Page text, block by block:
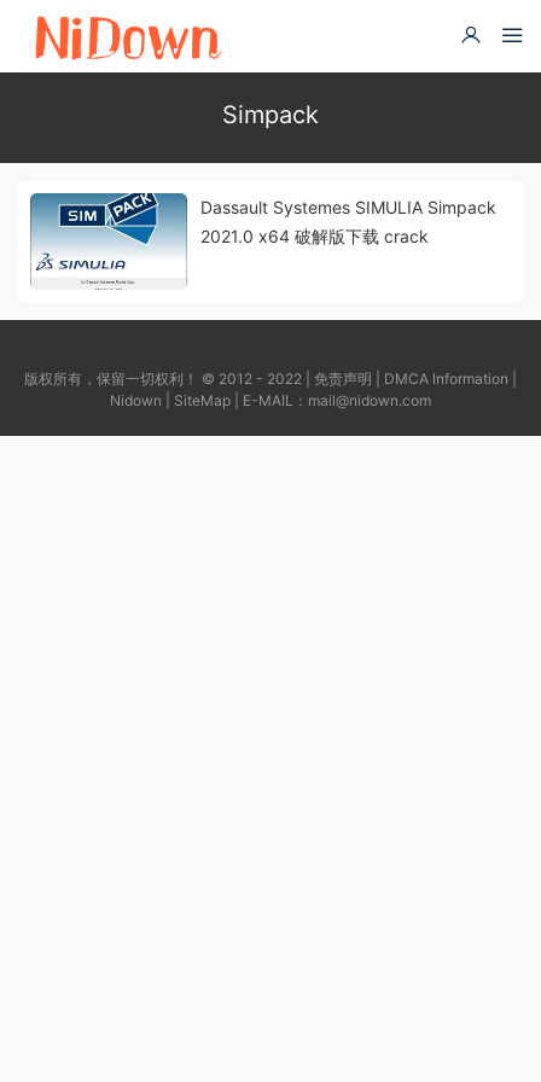
Simpack
Dassault Systemes SIMULIA Simpack
2021.0 x64 破解版下载 crack
版权所有，保留一切权利！ © 2012 - 2022 | 免责声明 DMCA Information
Nidown
SiteMap | E-MAIL： mail@nidown.com